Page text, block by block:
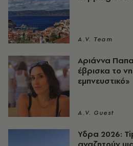
A.V. Team
Αριάννα
έβρισκα το
εμπνευστικό»
A.V. Guest
Υδρα 2026: